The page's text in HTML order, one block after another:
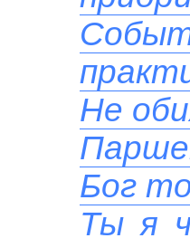
Не
Бог
Ты я